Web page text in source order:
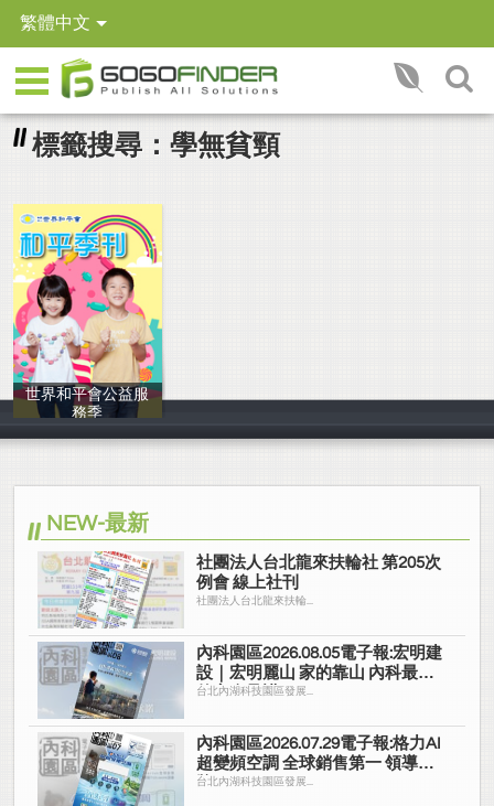
繁體中文
標籤搜尋：學無貧頸
世界和平會公益服
務季
世界和平會
NEW-最新
社團法人台北龍來扶輪社 第205次
例會 線上社刊
社團法人台北龍來扶輪...
內科園區2026.08.05電子報:宏明建
設｜宏明麗山 家的靠山 內科最高
的安全承諾
台北內湖科技園區發展...
內科園區2026.07.29電子報:格力AI
超變頻空調 全球銷售第一 領導品
牌
台北內湖科技園區發展...